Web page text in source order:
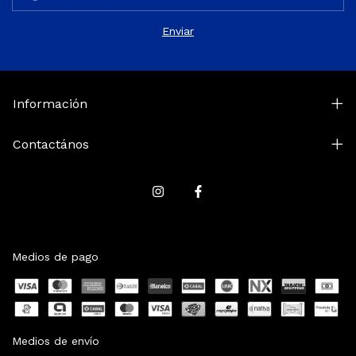
Información
Contactános
Medios de pago
Medios de envío